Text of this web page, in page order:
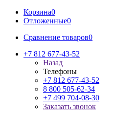
Корзина0
Отложенные0
Сравнение товаров0
+7 812 677-43-52
Назад
Телефоны
+7 812 677-43-52
8 800 505-62-34
+7 499 704-08-30
Заказать звонок